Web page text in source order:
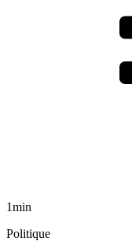
1min
Politique